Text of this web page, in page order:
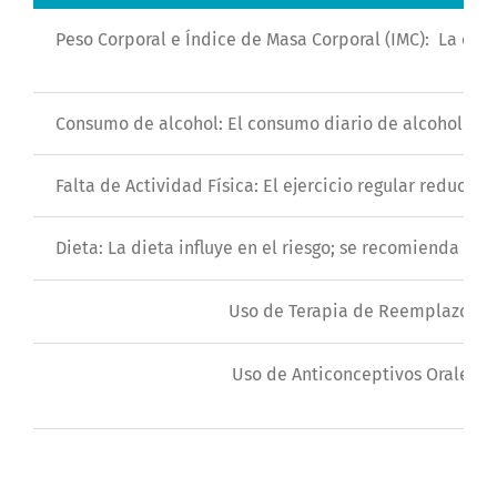
Peso Corporal e Índice de Masa Corporal (IMC): La
Consumo de alcohol: El consumo diario de alcohol
Falta de Actividad Física: El ejercicio regular reduce
Dieta: La dieta influye en el riesgo; se recomienda
Uso de Terapia de Reemplazo
Uso de Anticonceptivos Orales: